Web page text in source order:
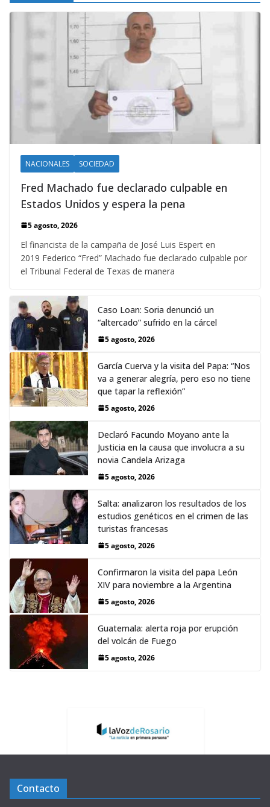
NACIONALES SOCIEDAD
Fred Machado fue declarado culpable en
Estados Unidos y espera la pena
5 agosto, 2026
El financista de la campaña de José Luis Espert en
2019 Federico “Fred” Machado fue declarado culpable por
el Tribunal Federal de Texas de manera
Caso Loan: Soria denunció un
“altercado” sufrido en la cárcel
5 agosto, 2026
García Cuerva y la visita del Papa: “Nos
va a generar alegría, pero eso no tiene
que tapar la reflexión”
5 agosto, 2026
Declaró Facundo Moyano ante la
Justicia en la causa que involucra a su
novia Candela Arizaga
5 agosto, 2026
Salta: analizaron los resultados de los
estudios genéticos en el crimen de las
turistas francesas
5 agosto, 2026
Confirmaron la visita del papa León
XIV para noviembre a la Argentina
5 agosto, 2026
Guatemala: alerta roja por erupción
del volcán de Fuego
5 agosto, 2026
Contacto